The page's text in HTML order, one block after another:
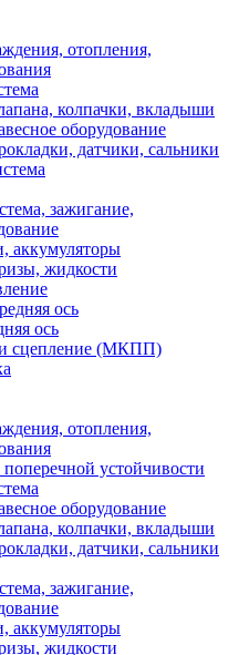
отопления,
колпачки, вкладыши
оборудование
датчики, сальники
зажигание,
аккумуляторы
жидкости
ось
ось
и сцепление (МКПП)
отопления,
устойчивости
оборудование
колпачки, вкладыши
датчики, сальники
зажигание,
аккумуляторы
жидкости